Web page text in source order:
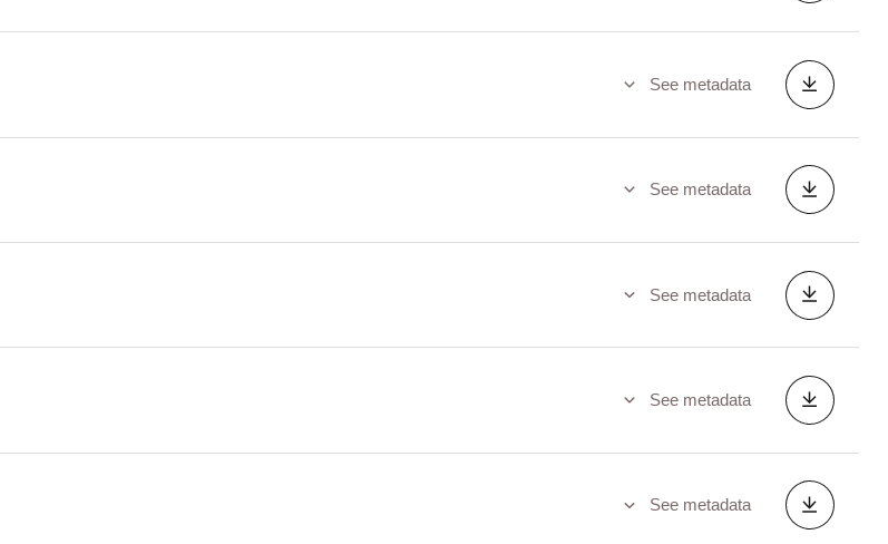
See metadata
See metadata
See metadata
See metadata
See metadata